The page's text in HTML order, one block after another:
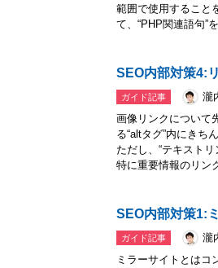
範囲で使用すること
て、“PHP関連語句”
SEO内部対策4:
ガイド記事
瀧
画像リンクについて
る“altタグ”内にきち
ただし、“テキスト
特に重要情報のリン
SEO内部対策1:
ガイド記事
瀧
ミラーサイトとはコ